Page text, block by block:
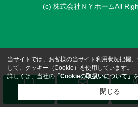
(c) 株式会社ＮＹホームAll
当サイトでは、お客様の当サイト利用状況把握
して、クッキー（Cookie）を使用しています。
詳しくは、当社の 「Cookieの取扱いについて」
閉じる